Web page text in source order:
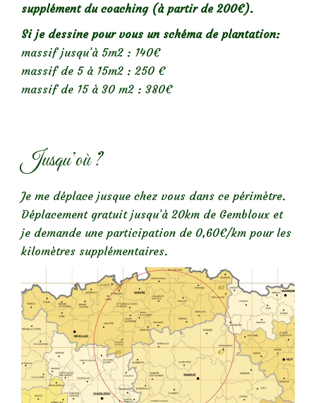
supplément du coaching (à partir de 200€).
Si je dessine pour vous un schéma de plantation:
massif jusqu’à 5m2 : 140€
massif de 5 à 15m2 : 250 €
massif de 15 à 30 m2 : 380€
Jusqu’où ?
Je me déplace jusque chez vous dans ce périmètre.
Déplacement gratuit jusqu’à 20km de Gembloux et
je demande une participation de 0,60€/km pour les
kilomètres supplémentaires.